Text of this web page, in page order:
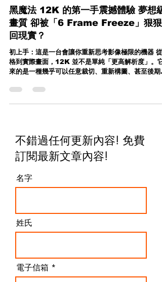
黑魔法 12K 的第一手震撼體驗 夢想級
畫質 卻被「6 Frame Freeze」狠狠
回現實？
初上手：這是一台會讓你重新思考影像極限的機器 從
格到實際畫面，12K 並不是單純「更高解析度」。它
來的是一種幾乎可以任意裁切、重新構圖、甚至後期
生—— 超高解析素材可做多機位輸出 高階商業、廣告
下，我很快就發現一個讓人完全無法忽視的問題。每
次按下錄影鍵的那一瞬間，事情沒有「立即開始」。
是： 👉 先卡住👉 出現約 6 frame 的 freeze 畫面
會出現的問題。我測試了幾乎所有解析度： 12K 9K
8K 4K 結果完全一樣。每一條 clip 的開頭，都被強
得：「後期剪掉不就好了？」但如果你是
不錯過任何更新內容! 免費
訂閱最新文章內容!
名字
姓氏
電子信箱